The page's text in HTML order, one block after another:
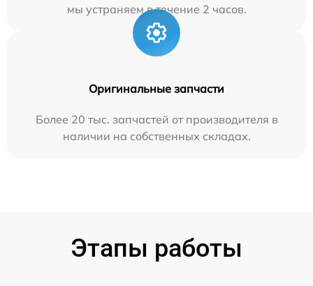
мы устраняем в течение 2 часов.
Оригинальные запчасти
Более 20 тыс. запчастей от производителя в
наличии на собственных складах.
Этапы работы